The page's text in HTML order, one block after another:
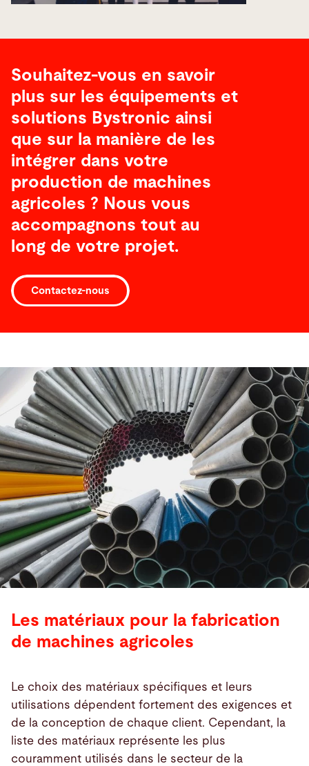
Souhaitez-vous en savoir
plus sur les équipements et
solutions Bystronic ainsi
que sur la manière de les
intégrer dans votre
production de machines
agricoles ? Nous vous
accompagnons tout au
long de votre projet.
Contactez-nous
Les matériaux pour la fabrication
de machines agricoles
Le choix des matériaux spécifiques et leurs
utilisations dépendent fortement des exigences et
de la conception de chaque client. Cependant, la
liste des matériaux représente les plus
couramment utilisés dans le secteur de la